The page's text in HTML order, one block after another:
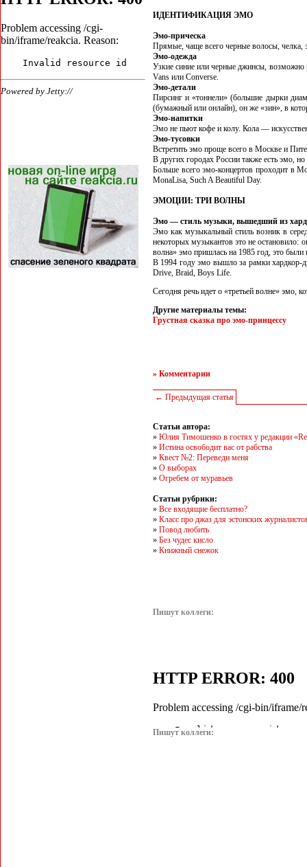
ИДЕНТИФИКАЦИЯ ЭМО
Эмо-прическа
Прямые, чаще всего черные волосы, челка,
Эмо-одежда
Узкие синие или черные джинсы,
Vans или Converse.
Эмо-детали
Пирсинг и «тоннели» (большие дырки
(бумажный или онлайн), он же «зин», в
Эмо-напитки
Эмо не пьют кофе и колу. Кола —
Эмо-тусовки
Встретить эмо проще всего в Москве и
В других городах России также есть эмо,
Больше всего эмо-концертов проходит
MonaLisa, Such A Beautiful Day.
ЭМОЦИИ: ТРИ ВОЛНЫ
Эмо — стиль музыки, вышедший из
Эмо как музыкальный стиль возник в
некоторых музыкантов это не остановило:
волна» эмо пришлась на 1985 год, это
В 1994 году эмо вышло за рамки хардкор-
Drive, Braid, Boys Life.
Сегодня речь идет о «третьей волне» эмо,
Другие материалы темы:
Грустная сказка про эмо-принцессу
» Комментарии
← Предыдущая статья
Статьи автора:
» Юлия Тимошенко в гостях у редакции
» Истина освободит вас от рабства
» Квест №2: Переведи меня
» О выборах
» Огребем от муравьев
Статьи рубрики:
» Все входящие бесплатно?
» Класс про джаз для эстонских
» Повод любить
» Без чудес кисло
» Книжный снежок
Пишут коллеги:
Пишут коллеги: